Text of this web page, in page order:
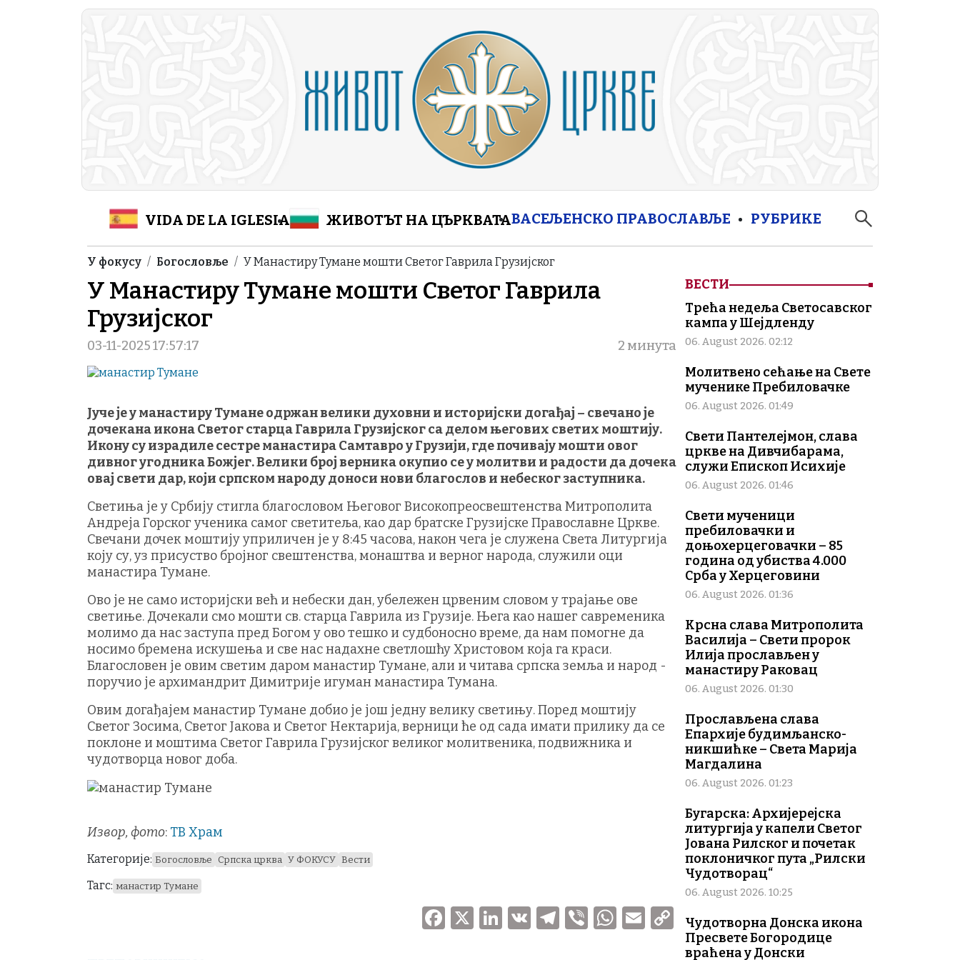
Skip to main content
Header Category Menu
VIDA DE LA IGLESIA ЖИВОТЪТ НА ЦЪРКВАТАВАСЕЉЕНСКО ПРАВОСЛАВЉЕ РУБРИКЕ
Breadcrumb
У фокусу Богословље У Манастиру Тумане мошти Светог Гаврила Грузијског
У Манастиру Тумане мошти Светог Гаврила
Грузијског
03-11-2025 17:57:17 2 минута
Јуче је у манастиру Тумане одржан велики духовни и историјски догађај – свечано је
дочекана икона Светог старца Гаврила Грузијског са делом његових светих моштију.
Икону су израдиле сестре манастира Самтавро у Грузији, где почивају мошти овог
дивног угодника Божјег. Велики број верника окупио се у молитви и радости да дочека
овај свети дар, који српском народу доноси нови благослов и небеског заступника.
Светиња је у Србију стигла благословом Његовог Високопреосвештенства Митрополита
Андреја Горског ученика самог светитеља, као дар братске Грузијске Православне Цркве.
Свечани дочек моштију уприличен је у 8:45 часова, након чега је служена Света Литургија
коју су, уз присуство бројног свештенства, монаштва и верног народа, служили оци
манастира Тумане.
Ово је не само историјски већ и небески дан, убележен црвеним словом у трајање ове
светиње. Дочекали смо мошти св. старца Гаврила из Грузије. Њега као нашег савременика
молимо да нас заступа пред Богом у ово тешко и судбоносно време, да нам помогне да
носимо бремена искушења и све нас надахне светлошћу Христовом која га краси.
Благословен је овим светим даром манастир Тумане, али и читава српска земља и народ -
поручио је архимандрит Димитрије игуман манастира Тумана.
Овим догађајем манастир Тумане добио је још једну велику светињу. Поред моштију
Светог Зосима, Светог Јакова и Светог Нектарија, верници ће од сада имати прилику да се
поклоне и моштима Светог Гаврила Грузијског великог молитвеника, подвижника и
чудотворца новог доба.
Извор, фото: ТВ Храм
Категорије: Богословље Српска црква У ФОКУСУ Вести
Тагс: манастир Тумане
F
X
Li V
T
V
W E
C
o
ВЕСТИ
Трећа недеља Светосавског
кампа у Шејдленду
06. August 2026. 02:12
Молитвено сећање на Свете
мученике Пребиловачке
06. August 2026. 01:49
Свети Пантелејмон, слава
цркве на Дивчибарама,
служи Епископ Исихије
06. August 2026. 01:46
Свети мученици
пребиловачки и
доњохерцеговачки – 85
година од убиства 4.000
Срба у Херцеговини
06. August 2026. 01:36
Крсна слава Митрополита
Василија – Свети пророк
Илија прослављен у
манастиру Раковац
06. August 2026. 01:30
Прослављена слава
Епархије будимљанско-
никшићке – Света Марија
Магдалина
06. August 2026. 01:23
Бугарска: Архијерејска
литургија у капели Светог
Јована Рилског и почетак
поклоничког пута „Рилски
Чудотворац“
06. August 2026. 10:25
Чудотворна Донска икона
Пресвете Богородице
враћена у Донски